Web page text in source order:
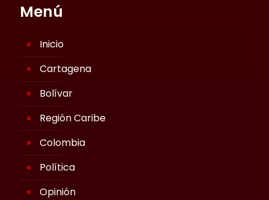
Menú
Inicio
Cartagena
Bolívar
Región Caribe
Colombia
Política
Opinión